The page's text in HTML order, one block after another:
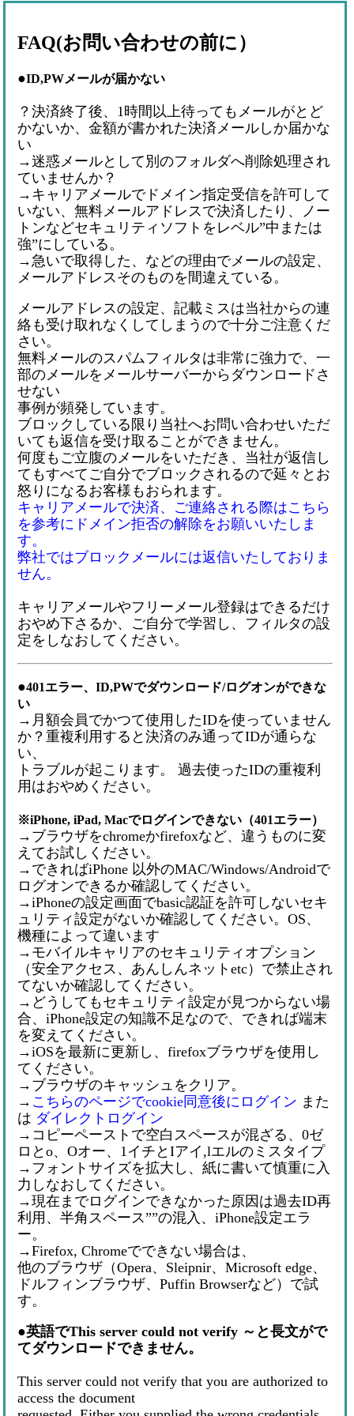
FAQ(お問い合わせの前に）
●ID,PWメールが届かない
？決済終了後、1時間以上待ってもメールがとど
かないか、金額が書かれた決済メールしか届かな
い
→迷惑メールとして別のフォルダへ削除処理され
ていませんか？
→キャリアメールでドメイン指定受信を許可して
いない、無料メールアドレスで決済したり、ノー
トンなどセキュリティソフトをレベル”中または
強”にしている。
→急いで取得した、などの理由でメールの設定、
メールアドレスそのものを間違えている。
メールアドレスの設定、記載ミスは当社からの連
絡も受け取れなくしてしまうので十分ご注意くだ
さい。
無料メールのスパムフィルタは非常に強力で、一
部のメールをメールサーバーからダウンロードさ
せない
事例が頻発しています。
ブロックしている限り当社へお問い合わせいただ
いても返信を受け取ることができません。
何度もご立腹のメールをいただき、当社が返信し
てもすべてご自分でブロックされるので延々とお
怒りになるお客様もおられます。
キャリアメールで決済、ご連絡される際はこちら
を参考にドメイン拒否の解除をお願いいたしま
す。
弊社ではブロックメールには返信いたしておりま
せん。
キャリアメールやフリーメール登録はできるだけ
おやめ下さるか、ご自分で学習し、フィルタの設
定をしなおしてください。
●401エラー、ID,PWでダウンロード/ログオンができな
い
→月額会員でかつて使用したIDを使っていません
か？重複利用すると決済のみ通ってIDが通らな
い、
トラブルが起こります。 過去使ったIDの重複利
用はおやめください。
※iPhone, iPad, Macでログインできない（401エラー）
→ブラウザをchromeかfirefoxなど、違うものに変
えてお試しください。
→できればiPhone 以外のMAC/Windows/Androidで
ログオンできるか確認してください。
→iPhoneの設定画面でbasic認証を許可しないセキ
ュリティ設定がないか確認してください。OS、
機種によって違います
→モバイルキャリアのセキュリティオプション
（安全アクセス、あんしんネットetc）で禁止され
てないか確認してください。
→どうしてもセキュリティ設定が見つからない場
合、iPhone設定の知識不足なので、できれば端末
を変えてください。
→iOSを最新に更新し、firefoxブラウザを使用し
てください。
→ブラウザのキャッシュをクリア。
→ こちらのページでcookie同意後にログイン また
は ダイレクトログイン
→コピーペーストで空白スペースが混ざる、0ゼ
ロとo、Oオー、1イチとIアイ,lエルのミスタイプ
→フォントサイズを拡大し、紙に書いて慎重に入
力しなおしてください。
→現在までログインできなかった原因は過去ID再
利用、半角スペース””の混入、iPhone設定エラ
ー。
→Firefox, Chromeでできない場合は、
他のブラウザ（Opera、Sleipnir、Microsoft edge、
ドルフィンブラウザ、Puffin Browserなど）で試
す。
●英語でThis server could not verify ～と長文がで
てダウンロードできません。
This server could not verify that you are authorized to
access the document